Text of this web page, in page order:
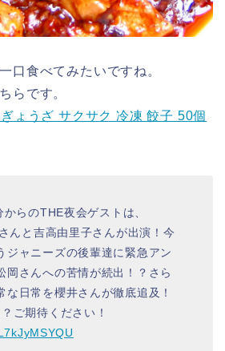
口食べてみたいですね。
らです。
ょうざ サクサク 冷凍 餃子 50個
らのTHE夜会ゲストは、
んと吉高由里子さんが出演！今
ジャニーズの後輩達に緊急アン
岡さんへの苦情が続出！？さら
な日常を櫻井さんが徹底追及！
ご期待ください！